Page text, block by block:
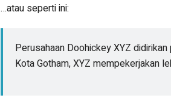
…atau seperti ini:
Perusahaan Doohickey XYZ
Kota Gotham, XYZ mempekerjakan